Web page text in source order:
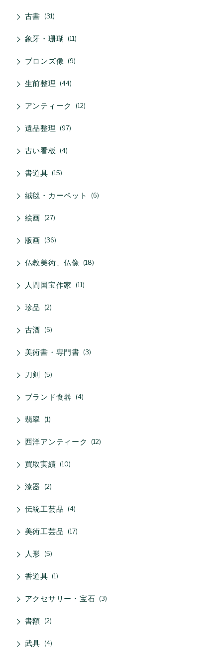
古書 31
象牙・珊瑚 11
ブロンズ像 9
生前整理 44
アンティーク 12
遺品整理 97
古い看板 4
書道具 15
絨毯・カーペット 6
絵画 27
版画 36
仏教美術、仏像 18
人間国宝作家 11
珍品 2
古酒 6
美術書・専門書 3
刀剣 5
ブランド食器 4
翡翠 1
西洋アンティーク 12
買取実績 10
漆器 2
伝統工芸品 4
美術工芸品 17
人形 5
香道具 1
アクセサリー・宝石 3
書額 2
武具 4